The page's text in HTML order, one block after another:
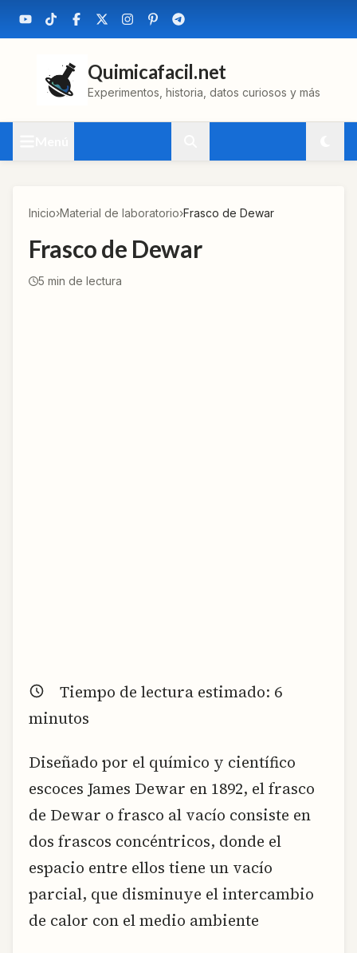
Quimicafacil.net
Experimentos, historia, datos curiosos y más
Inicio›Material de laboratorio›Frasco de Dewar
Frasco de Dewar
5 min de lectura
Tiempo de lectura estimado: 6
minutos
Diseñado por el químico y científico
escoces James Dewar en 1892, el frasco
de Dewar o frasco al vacío consiste en
dos frascos concéntricos, donde el
espacio entre ellos tiene un vacío
parcial, que disminuye el intercambio
de calor con el medio ambiente